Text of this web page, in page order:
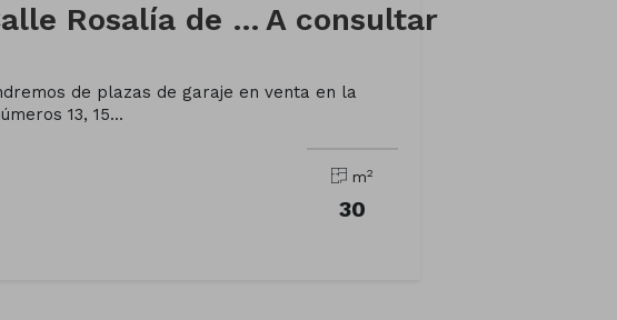
Garaje en Calle Rosalía de Castro A consultar
de plazas de garaje en venta en la
13, 15...
m2
30